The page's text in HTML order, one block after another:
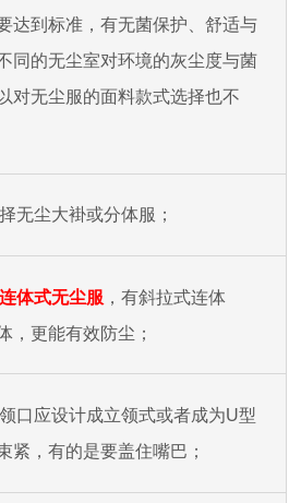
达到标准，有无菌保护、舒适与
同的无尘室对环境的灰尘度与菌
对无尘服的面料款式选择也不
无尘大褂或分体服；
连体式无尘服 ，有斜拉式连体
，更能有效防尘；
口应设计成立领式或者成为U型
紧，有的是要盖住嘴巴；